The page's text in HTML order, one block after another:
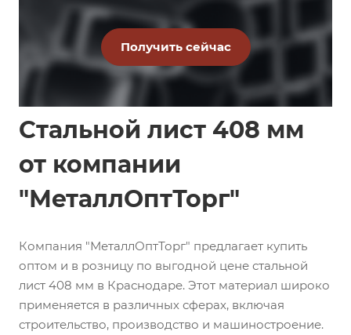
Стальной лист 408 мм
от компании
"МеталлОптТорг"
Компания "МеталлОптТорг" предлагает купить
оптом и в розницу по выгодной цене стальной
лист 408 мм в Краснодаре. Этот материал широко
применяется в различных сферах, включая
строительство, производство и машиностроение.